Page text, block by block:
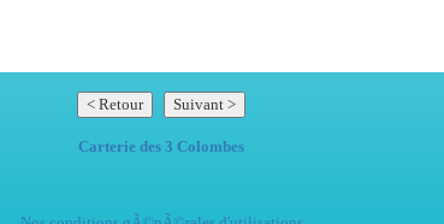
Carterie des 3 Colombes